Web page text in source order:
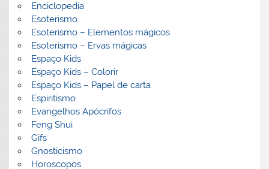
Enciclopedia
Esoterismo
Esoterismo – Elementos mágicos
Esoterismo – Ervas mágicas
Espaço Kids
Espaço Kids – Colorir
Espaço Kids – Papel de carta
Espiritismo
Evangelhos Apócrifos
Feng Shui
Gifs
Gnosticismo
Horoscopos